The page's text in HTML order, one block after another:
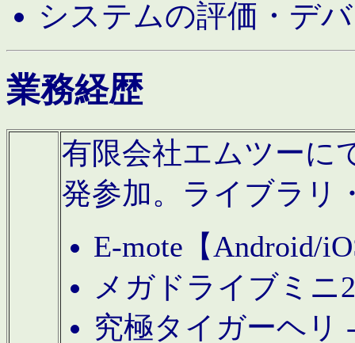
システムの評価・デ
業務経歴
有限会社エムツーに
発参加。ライブラリ
E-mote【Android/
メガドライブミニ
究極タイガーヘリ